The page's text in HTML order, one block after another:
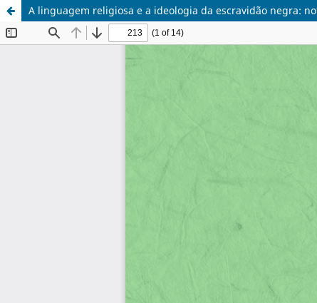
A linguagem religiosa e a ideologia da escravidão negra: